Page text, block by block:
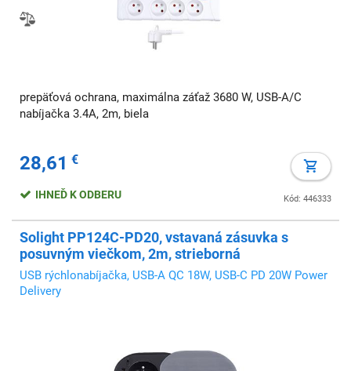
prepäťová ochrana, maximálna záťaž 3680 W, USB-A/C
nabíjačka 3.4A, 2m, biela
28,61 €
Kód: 446333
IHNEĎ K ODBERU
Solight PP124C-PD20, vstavaná zásuvka s
posuvným viečkom, 2m, strieborná
USB rýchlonabíjačka, USB-A QC 18W, USB-C PD 20W Power
Delivery